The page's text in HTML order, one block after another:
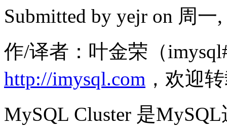
Submitted by yejr on 周一,
作/译者：叶金荣（
http://imysql.com ，欢迎
MySQL Cluster 是